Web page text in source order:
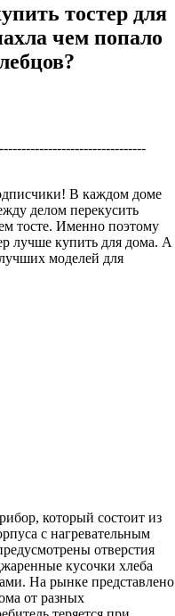
тостер для
чем попало
В каждом доме
делом перекусить
тосте. Именно поэтому
лучше купить для дома. А
моделей для
который состоит из
с нагревательным
отверстия
кусочки хлеба
На рынке представлено
от разных